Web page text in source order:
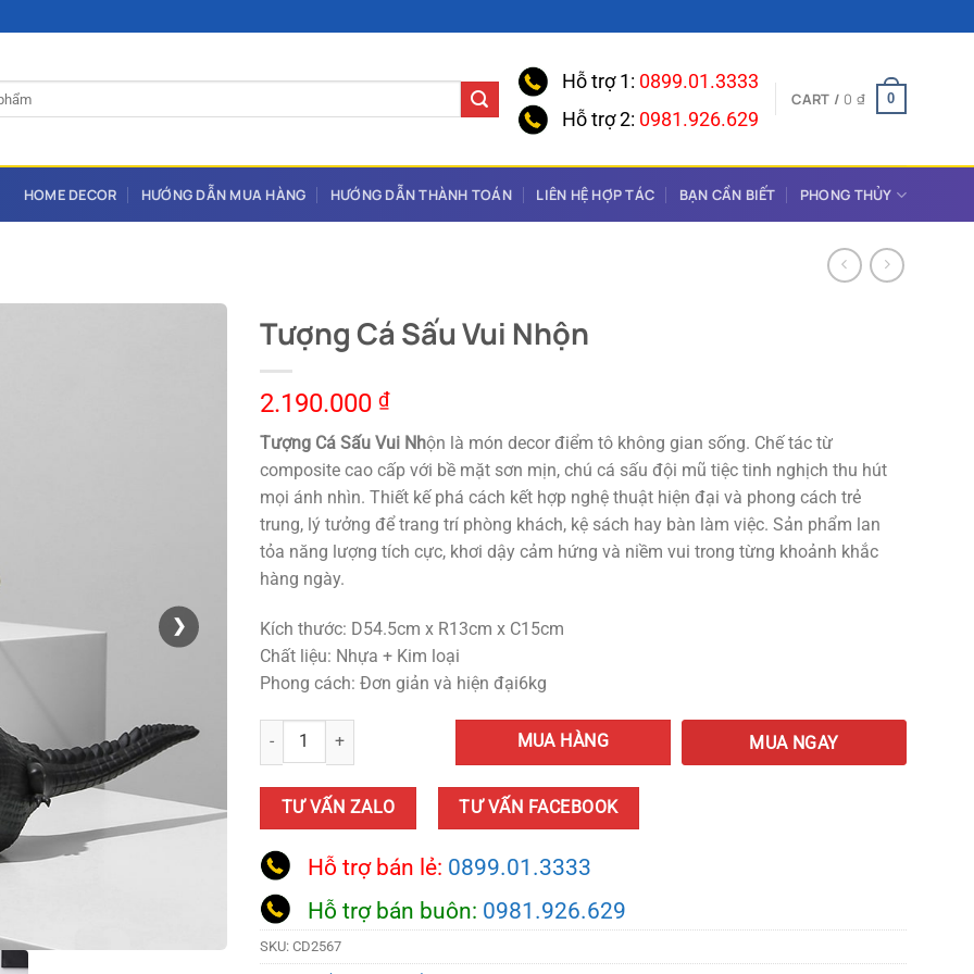
Hỗ trợ 1: 0899.01.3333
Hỗ trợ 2: 0981.926.629
CART / 0 ₫ 0
HOME DECOR HƯỚNG DẪN MUA HÀNG HƯỚNG DẪN THÀNH TOÁN LIÊN HỆ HỢP TÁC BẠN CẦN BIẾT PHONG THỦY
❯
Tượng Cá Sấu Vui Nhộn
2.190.000 ₫
Tượng Cá Sấu Vui Nhộn là món decor điểm tô không gian sống. Chế tác từ
composite cao cấp với bề mặt sơn mịn, chú cá sấu đội mũ tiệc tinh nghịch thu hút
mọi ánh nhìn. Thiết kế phá cách kết hợp nghệ thuật hiện đại và phong cách trẻ
trung, lý tưởng để trang trí phòng khách, kệ sách hay bàn làm việc. Sản phẩm lan
tỏa năng lượng tích cực, khơi dậy cảm hứng và niềm vui trong từng khoảnh khắc
hàng ngày.
Kích thước: D54.5cm x R13cm x C15cm
Chất liệu: Nhựa + Kim loại
Phong cách: Đơn giản và hiện đại6kg
Tượng Cá Sấu Vui Nhộn quantity
MUA HÀNG MUA NGAY
TƯ VẤN ZALO TƯ VẤN FACEBOOK
Hỗ trợ bán lẻ: 0899.01.3333
Hỗ trợ bán buôn: 0981.926.629
SKU: CD2567